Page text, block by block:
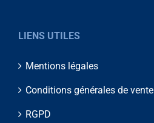
LIENS UTILES
Mentions légales
Conditions générales de vente
RGPD